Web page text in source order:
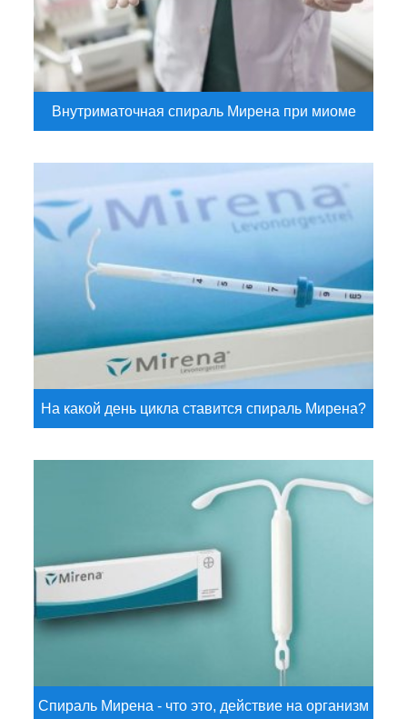
Внутриматочная спираль Мирена при миоме
На какой день цикла ставится спираль Мирена?
Спираль Мирена - что это, действие на организм